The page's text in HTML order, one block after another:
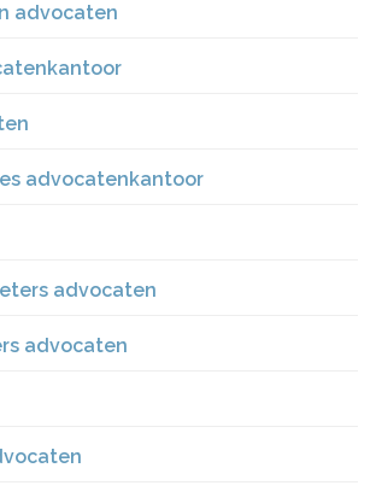
advocaten
advocatenkantoor
advocaten
advocaten